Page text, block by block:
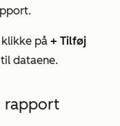
på + Tilføj
dataene.
rapport